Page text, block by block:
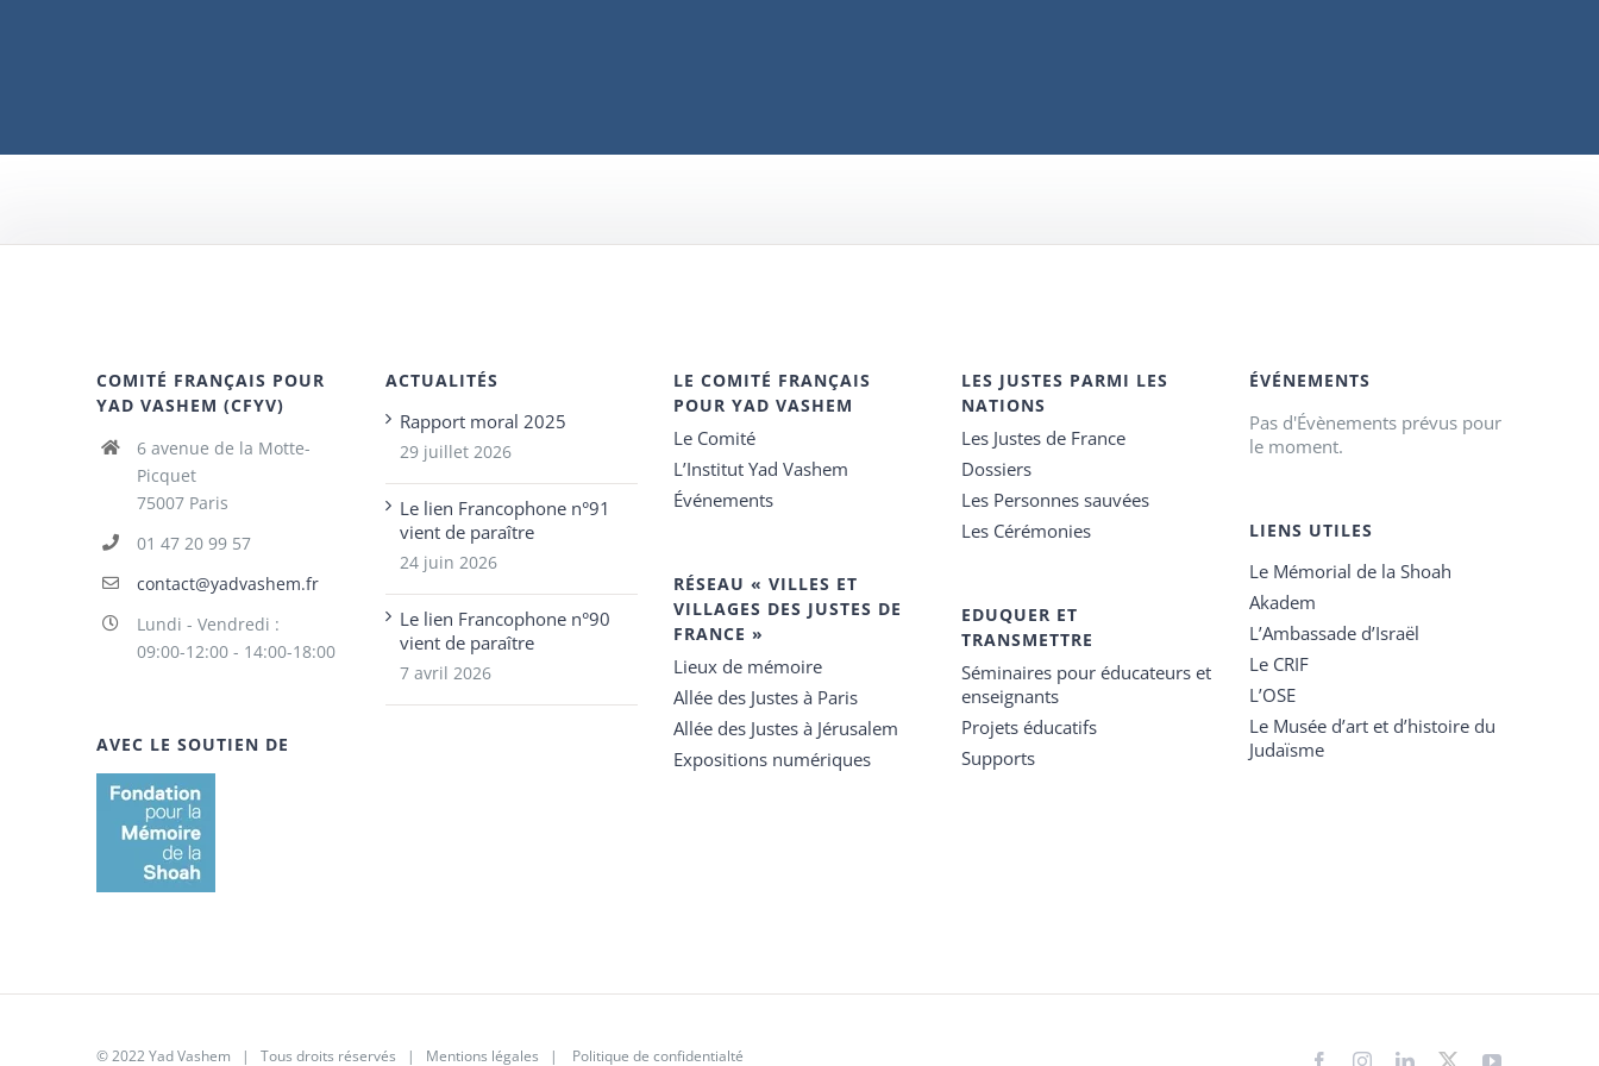
COMITÉ FRANÇAIS POUR
YAD VASHEM (CFYV)
6 avenue de la Motte-
Picquet
75007 Paris
01 47 20 99 57
contact@yadvashem.fr
Lundi - Vendredi :
09:00-12:00 - 14:00-18:00
AVEC LE SOUTIEN DE
ACTUALITÉS
Rapport moral 2025
29 juillet 2026
Le lien Francophone n°91
vient de paraître
24 juin 2026
Le lien Francophone n°90
vient de paraître
7 avril 2026
LE COMITÉ FRANÇAIS
POUR YAD VASHEM
Le Comité
L’Institut Yad Vashem
Événements
RÉSEAU « VILLES ET
VILLAGES DES JUSTES DE
FRANCE »
Lieux de mémoire
Allée des Justes à Paris
Allée des Justes à Jérusalem
Expositions numériques
LES JUSTES PARMI LES
NATIONS
Les Justes de France
Dossiers
Les Personnes sauvées
Les Cérémonies
EDUQUER ET
TRANSMETTRE
Séminaires pour éducateurs et
enseignants
Projets éducatifs
Supports
ÉVÉNEMENTS
Pas d'Évènements prévus pour
le moment.
LIENS UTILES
Le Mémorial de la Shoah
Akadem
L’Ambassade d’Israël
Le CRIF
L’OSE
Le Musée d’art et d’histoire du
Judaïsme
© 2022 Yad Vashem | Tous droits réservés | Mentions légales | Politique de confidentialté FacebookInstagramLinkedIn
X YouTube